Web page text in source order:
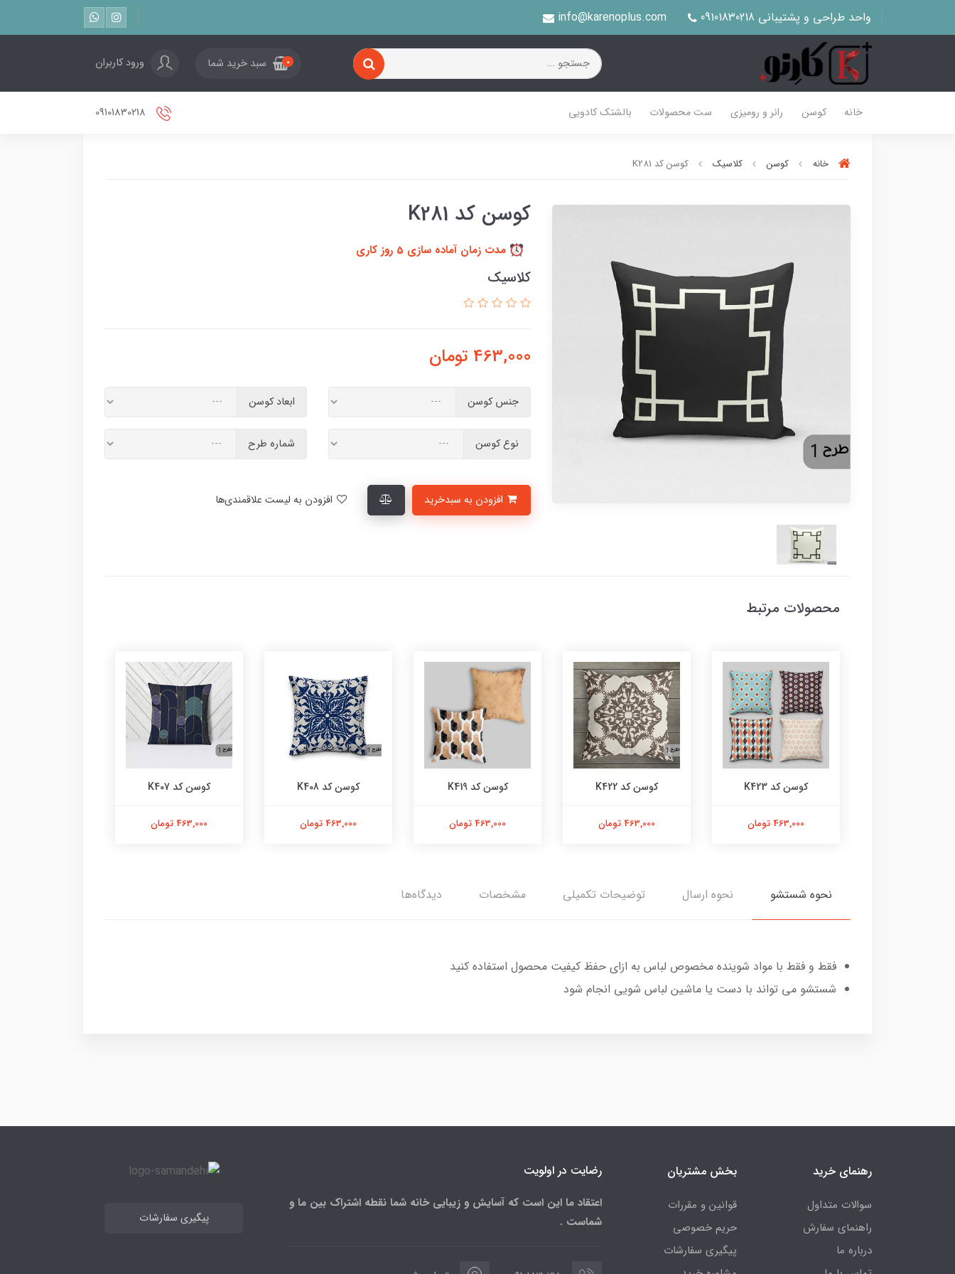
واحد طراحی و پشتیبانی 09101830218 info@karenoplus.com
0 سبد خرید شما ورود کاربران
خانه کوسن رانر و رومیزی ست محصولات بالشتک کادویی
خانه کوسن کلاسیک کوسن کد K281
کوسن کد K281
مدت زمان آماده سازی 5 روز کاری
کلاسیک
463,000 تومان
جنس کوسن ابعاد کوسن
نوع کوسن شماره طرح
محصولات مرتبط
کوسن کد K423
463,000 تومان
کوسن کد K422
463,000 تومان
کوسن کد K419
463,000 تومان
کوسن کد K408
463,000 تومان
کوسن کد K407
463,000 تومان
نحوه شستشو نحوه ارسال توضیحات تکمیلی مشخصات دیدگاه‌ها
فقط و فقط با مواد شوینده مخصوص لباس به ازای حفظ کیفیت محصول استفاده کنید
شستشو می تواند با دست یا ماشین لباس شویی انجام شود
رهنمای خرید
سوالات متداول
راهنمای سفارش
درباره ما
بخش مشتریان
قوانین و مقررات
حریم خصوصی
پیگیری سفارشات
رضایت در اولویت
اعتقاد ما این است که آسایش و زیبایی خانه شما نقطه اشتراک بین ما و
شماست .
پیگیری سفارشات